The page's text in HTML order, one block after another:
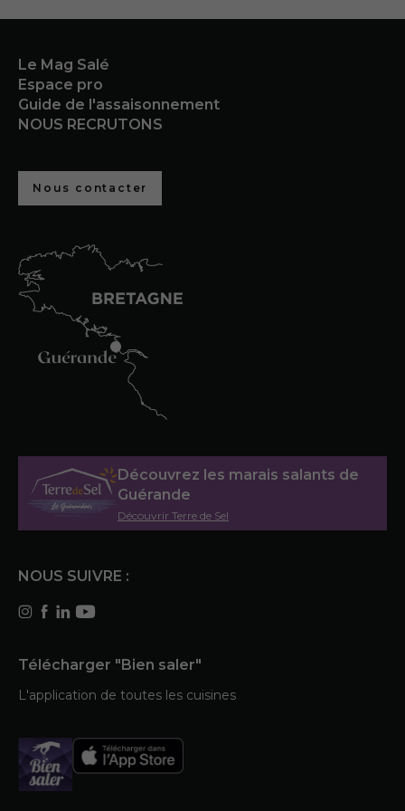
Le Mag Salé
Espace pro
Guide de l'assaisonnement
NOUS RECRUTONS
Nous contacter
Découvrez les marais salants de
Guérande
Découvrir Terre de Sel
NOUS SUIVRE :
Télécharger "Bien saler"
L'application de toutes les cuisines